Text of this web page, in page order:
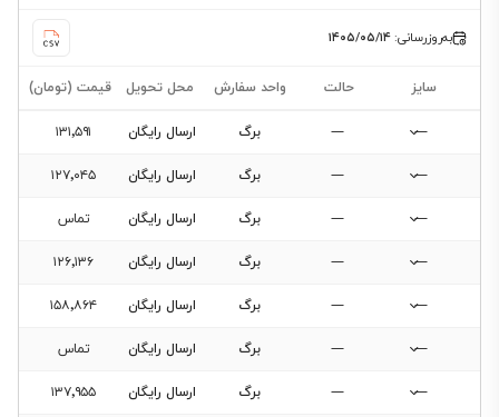
به‌روزرسانی:۱۴۰۵/۰۵/۱۴
سایز حالت واحد سفارش محل تحویل قیمت (تومان)
—
— برگ ارسال رایگان ۱۳۱٬۵۹۱
—
— برگ ارسال رایگان ۱۲۷٬۰۴۵
—
— برگ ارسال رایگان تماس
—
— برگ ارسال رایگان ۱۲۶٬۱۳۶
—
— برگ ارسال رایگان ۱۵۸٬۸۶۴
—
— برگ ارسال رایگان تماس
—
— برگ ارسال رایگان ۱۳۷٬۹۵۵